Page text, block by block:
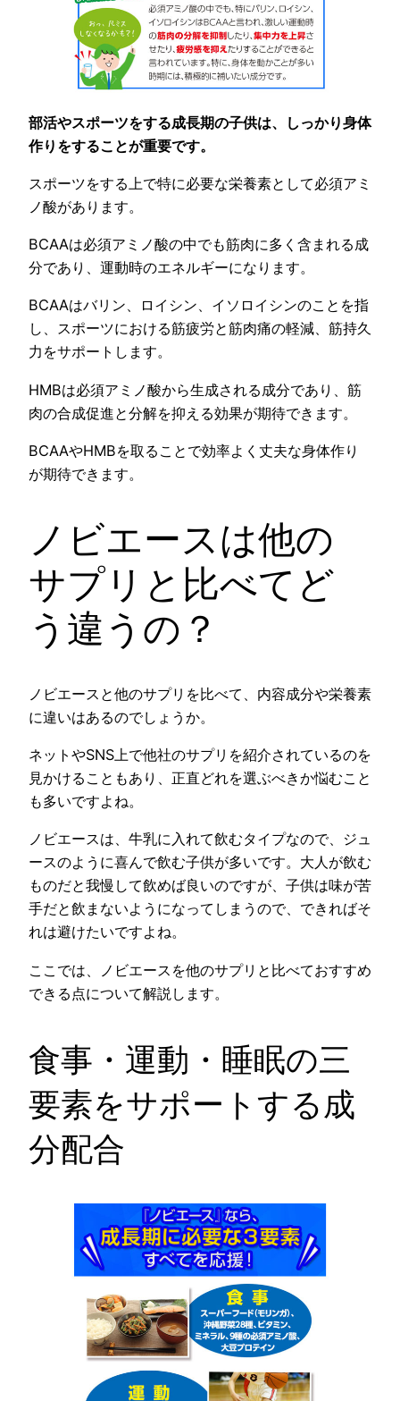
部活やスポーツをする成長期の子供は、しっかり身体
作りをすることが重要です。
スポーツをする上で特に必要な栄養素として必須アミ
ノ酸があります。
BCAAは必須アミノ酸の中でも筋肉に多く含まれる成
分であり、運動時のエネルギーになります。
BCAAはバリン、ロイシン、イソロイシンのことを指
し、スポーツにおける筋疲労と筋肉痛の軽減、筋持久
力をサポートします。
HMBは必須アミノ酸から生成される成分であり、筋
肉の合成促進と分解を抑える効果が期待できます。
BCAAやHMBを取ることで効率よく丈夫な身体作り
が期待できます。
ノビエースは他の
サプリと比べてど
う違うの？
ノビエースと他のサプリを比べて、内容成分や栄養素
に違いはあるのでしょうか。
ネットやSNS上で他社のサプリを紹介されているのを
見かけることもあり、正直どれを選ぶべきか悩むこと
も多いですよね。
ノビエースは、牛乳に入れて飲むタイプなので、ジュ
ースのように喜んで飲む子供が多いです。大人が飲む
ものだと我慢して飲めば良いのですが、子供は味が苦
手だと飲まないようになってしまうので、できればそ
れは避けたいですよね。
ここでは、ノビエースを他のサプリと比べておすすめ
できる点について解説します。
食事・運動・睡眠の三
要素をサポートする成
分配合